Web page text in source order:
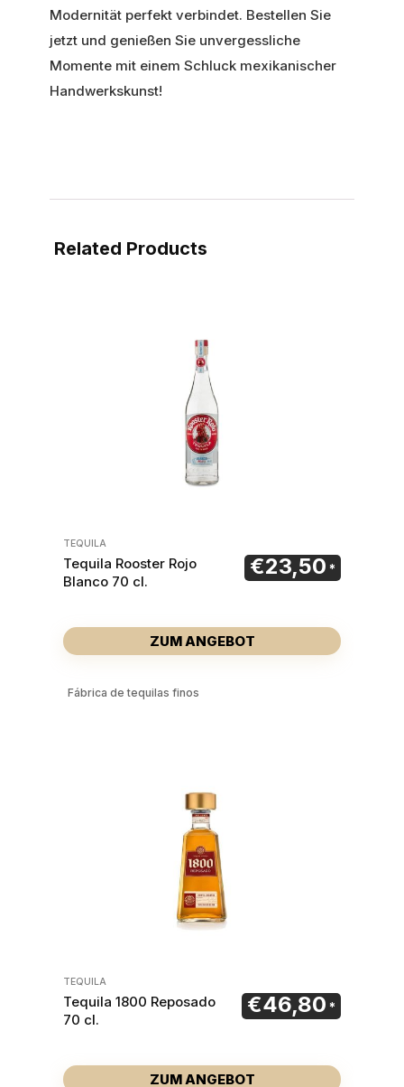
Modernität perfekt verbindet. Bestellen Sie
jetzt und genießen Sie unvergessliche
Momente mit einem Schluck mexikanischer
Handwerkskunst!
Related Products
TEQUILA
Tequila Rooster Rojo
Blanco 70 cl.
€23,50
ZUM ANGEBOT
Fábrica de tequilas finos
TEQUILA
Tequila 1800 Reposado
70 cl.
€46,80
ZUM ANGEBOT